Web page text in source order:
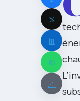
𝕏
in
✆
🔗